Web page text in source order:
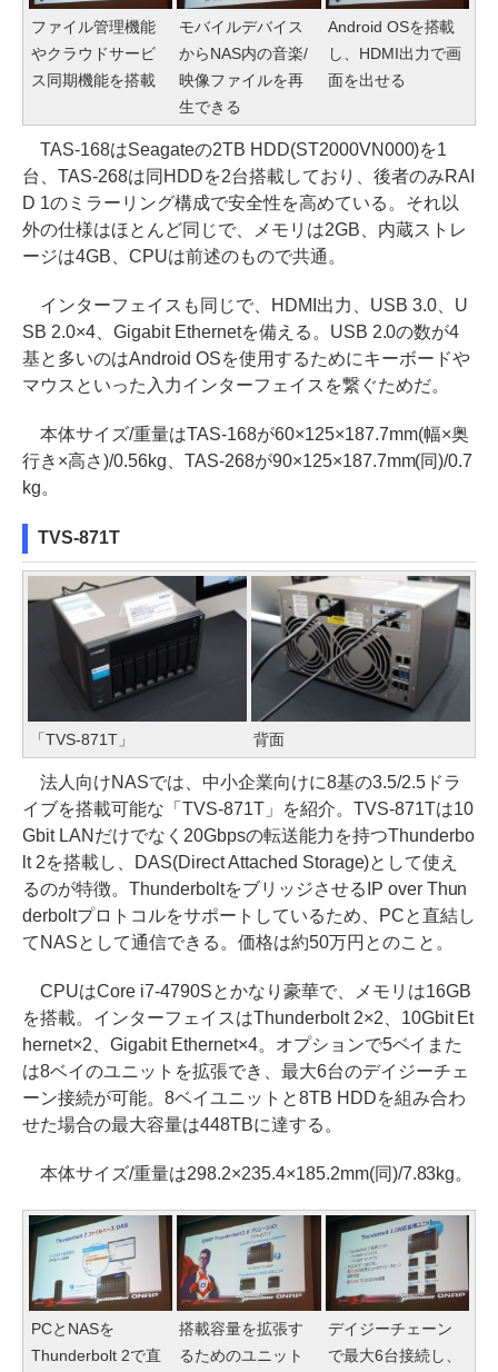
ファイル管理機能
やクラウドサービ
ス同期機能を搭載
モバイルデバイス
からNAS内の音楽/
映像ファイルを再
生できる
Android OSを搭載
し、HDMI出力で画
面を出せる
TAS-168はSeagateの2TB HDD(ST2000VN000)を1
台、TAS-268は同HDDを2台搭載しており、後者のみRAI
D 1のミラーリング構成で安全性を高めている。それ以
外の仕様はほとんど同じで、メモリは2GB、内蔵ストレ
ージは4GB、CPUは前述のもので共通。
インターフェイスも同じで、HDMI出力、USB 3.0、U
SB 2.0×4、Gigabit Ethernetを備える。USB 2.0の数が4
基と多いのはAndroid OSを使用するためにキーボードや
マウスといった入力インターフェイスを繋ぐためだ。
本体サイズ/重量はTAS-168が60×125×187.7mm(幅×奥
行き×高さ)/0.56kg、TAS-268が90×125×187.7mm(同)/0.7
kg。
TVS-871T
「TVS-871T」 背面
法人向けNASでは、中小企業向けに8基の3.5/2.5ドラ
イブを搭載可能な「TVS-871T」を紹介。TVS-871Tは10
Gbit LANだけでなく20Gbpsの転送能力を持つThunderbo
lt 2を搭載し、DAS(Direct Attached Storage)として使え
るのが特徴。ThunderboltをブリッジさせるIP over Thun
derboltプロトコルをサポートしているため、PCと直結し
てNASとして通信できる。価格は約50万円とのこと。
CPUはCore i7-4790Sとかなり豪華で、メモリは16GB
を搭載。インターフェイスはThunderbolt 2×2、10Gbit Et
hernet×2、Gigabit Ethernet×4。オプションで5ベイまた
は8ベイのユニットを拡張でき、最大6台のデイジーチェ
ーン接続が可能。8ベイユニットと8TB HDDを組み合わ
せた場合の最大容量は448TBに達する。
本体サイズ/重量は298.2×235.4×185.2mm(同)/7.83kg。
PCとNASを
Thunderbolt 2で直
搭載容量を拡張す
るためのユニット
デイジーチェーン
で最大6台接続し、